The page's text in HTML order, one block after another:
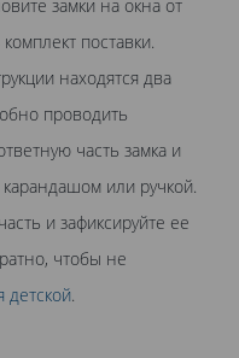
замки на окна от
поставки.
находятся два
проводить
часть замка и
или ручкой.
и зафиксируйте ее
чтобы не
детской.